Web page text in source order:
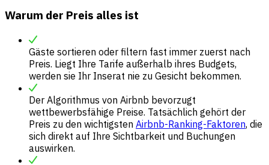
Warum der Preis alles ist
Gäste sortieren oder filtern fast immer zuerst nach
Preis. Liegt Ihre Tarife außerhalb ihres Budgets,
werden sie Ihr Inserat nie zu Gesicht bekommen.
Der Algorithmus von Airbnb bevorzugt
wettbewerbsfähige Preise. Tatsächlich gehört der
Preis zu den wichtigsten Airbnb-Ranking-Faktoren, die
sich direkt auf Ihre Sichtbarkeit und Buchungen
auswirken.